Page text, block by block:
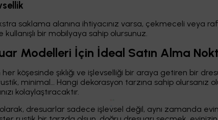
saklama alanına ihtiyacınız varsa, çekmeceli veya
kullanışlı bir mobilyaya sahip olursunuz.
Modelleri İçin İdeal Satın Alma
her köşesinde şıklığı ve işlevselliği bir araya getiren bir
minimal… Hangi dekorasyon tarzına sahip olursanız
kolaylaştıracaktır.
dresuarlar sadece işlevsel değil, aynı zamanda